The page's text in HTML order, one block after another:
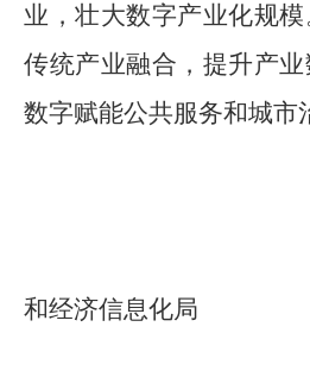
业，壮大数字产业化规
传统产业融合，提升产
数字赋能公共服务和城市
和经济信息化局